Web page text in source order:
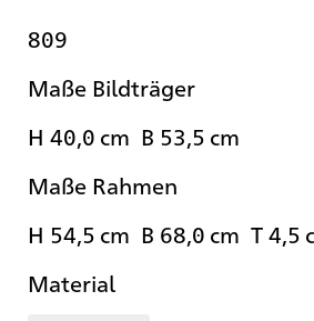
809
Maße Bildträger
H 40,0 cm B 53,5 cm
Maße Rahmen
H 54,5 cm B 68,0 cm T 4,5
Material